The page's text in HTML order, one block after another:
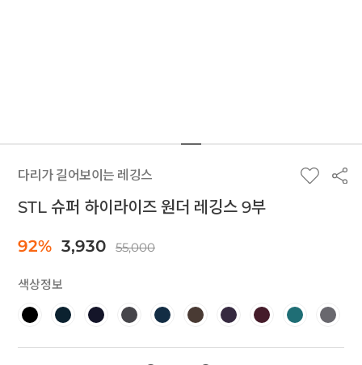
다리가 길어보이는 레깅스
STL 슈퍼 하이라이즈 원더 레깅스 9부
92% 3,930 55,000
색상정보